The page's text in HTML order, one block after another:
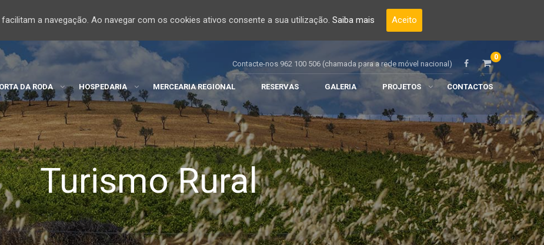
Contacte-nos 962 100 506 (chamada para a rede móvel nacional)
0
DA RODA HOSPEDARIA MERCEARIA REGIONAL RESERVAS GALERIA PROJETOS CONTACTOS
Turismo Rural
a navegação. Ao navegar com os cookies ativos consente a sua utilização. Saiba mais Aceito